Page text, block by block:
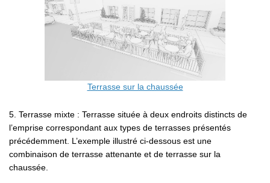
Terrasse sur la chaussée
5. Terrasse mixte : Terrasse située à deux endroits distincts de
l’emprise correspondant aux types de terrasses présentés
précédemment. L’exemple illustré ci-dessous est une
combinaison de terrasse attenante et de terrasse sur la
chaussée.